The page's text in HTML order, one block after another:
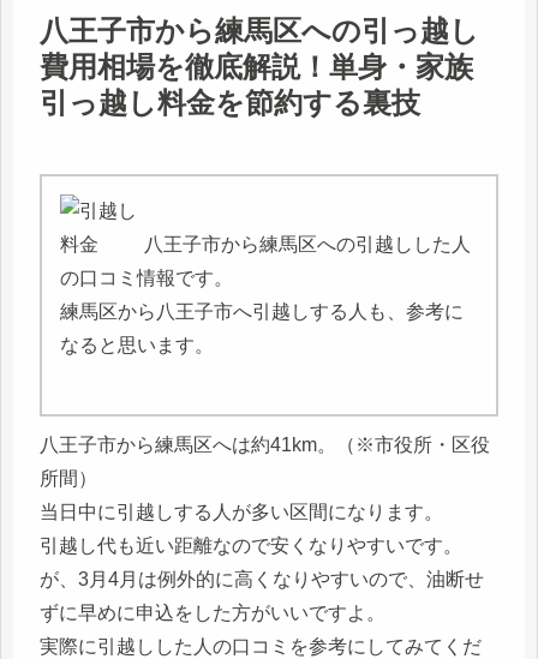
八王子市から練馬区への引っ越し
費用相場を徹底解説！単身・家族
引っ越し料金を節約する裏技
八王子市から練馬区への引越しした人
の口コミ情報です。
練馬区から八王子市へ引越しする人も、参考に
なると思います。
八王子市から練馬区へは約41km。（※市役所・区役
所間）
当日中に引越しする人が多い区間になります。
引越し代も近い距離なので安くなりやすいです。
が、3月4月は例外的に高くなりやすいので、油断せ
ずに早めに申込をした方がいいですよ。
実際に引越しした人の口コミを参考にしてみてくだ